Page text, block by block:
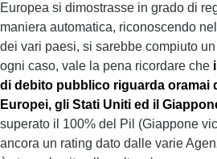
Europea si dimostrasse in grado di
maniera automatica, riconoscendo
dei vari paesi, si sarebbe compiuto
ogni caso, vale la pena ricordare che
di debito pubblico riguarda oramai
Europei, gli Stati Uniti ed il
superato il 100% del Pil (Giappone
ancora un rating dato dalle varie